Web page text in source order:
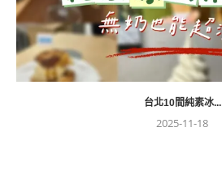
台北10間純素冰...
2025-11-18